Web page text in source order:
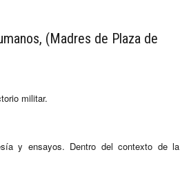
(Madres de Plaza de
militar.
y ensayos. Dentro del contexto de la